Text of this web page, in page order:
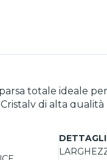
totale ideale
di alta
luminosi, creando un
da 111°,
in cartongesso,